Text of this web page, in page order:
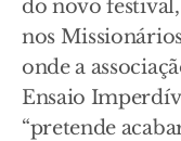
do novo
nos
onde a
Ensaio
“pretende